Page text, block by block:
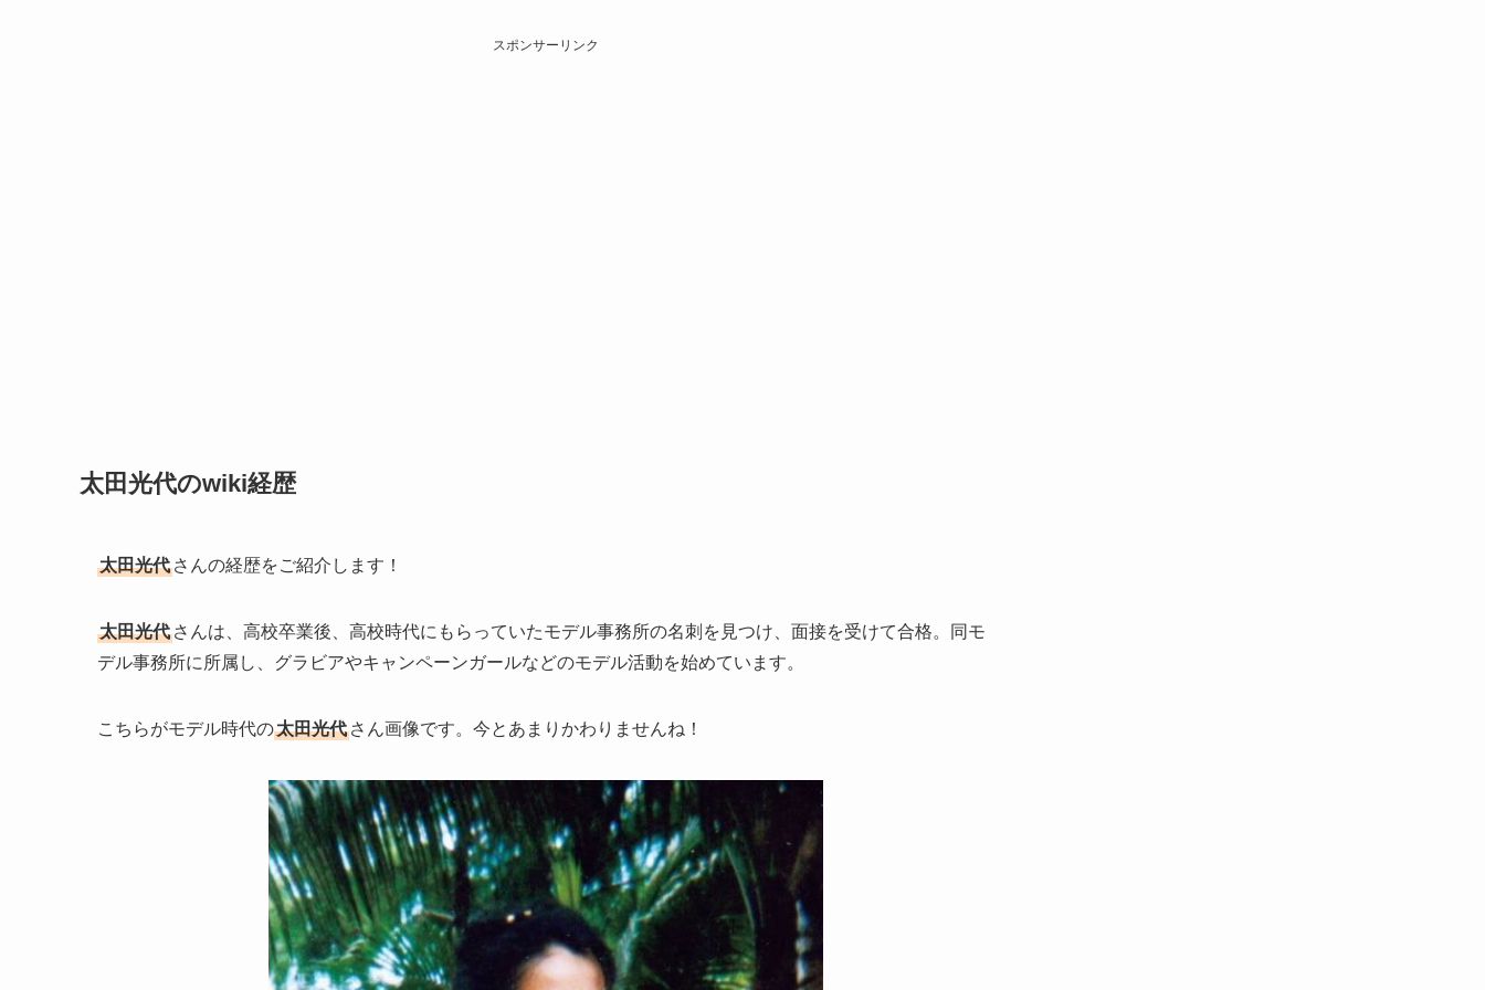
スポンサーリンク
太田光代のwiki経歴
太田光代 さんの経歴をご紹介します！
太田光代 さんは、高校卒業後、高校時代にもらっていたモデル事務所の名刺を見つけ、面接を受けて合格。同モ
デル事務所に所属し、グラビアやキャンペーンガールなどのモデル活動を始めています。
こちらがモデル時代の太田光代 さん画像です。今とあまりかわりませんね！